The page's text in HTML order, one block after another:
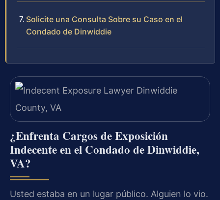
Solicite una Consulta Sobre su Caso en el
Condado de Dinwiddie
¿Enfrenta Cargos de Exposición
Indecente en el Condado de Dinwiddie,
VA?
Usted estaba en un lugar público. Alguien lo vio.